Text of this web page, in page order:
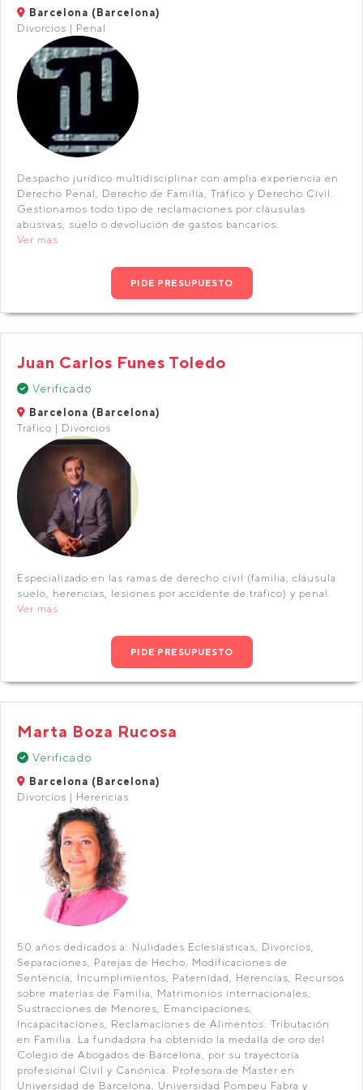
Barcelona (Barcelona)
Divorcios | Penal
Despacho jurídico multidisciplinar con amplia experiencia en
Derecho Penal, Derecho de Familia, Tráfico y Derecho Civil.
Gestionamos todo tipo de reclamaciones por cláusulas
abusivas, suelo o devolución de gastos bancarios.
Ver más
PIDE PRESUPUESTO
Juan Carlos Funes Toledo
Verificado
Barcelona (Barcelona)
Tráfico | Divorcios
Especializado en las ramas de derecho civil (familia, cláusula
suelo, herencias, lesiones por accidente de tráfico) y penal.
Ver más
PIDE PRESUPUESTO
Marta Boza Rucosa
Verificado
Barcelona (Barcelona)
Divorcios | Herencias
50 años dedicados a: Nulidades Eclesiásticas, Divorcios,
Separaciones, Parejas de Hecho, Modificaciones de
Sentencia, Incumplimientos, Paternidad, Herencias, Recursos
sobre materias de Familia, Matrimonios internacionales,
Sustracciones de Menores, Emancipaciones,
Incapacitaciones, Reclamaciones de Alimentos. Tributación
en Familia. La fundadora ha obtenido la medalla de oro del
Colegio de Abogados de Barcelona, por su trayectoria
profesional Civil y Canónica. Profesora de Master en
Universidad de Barcelona, Universidad Pompeu Fabra y